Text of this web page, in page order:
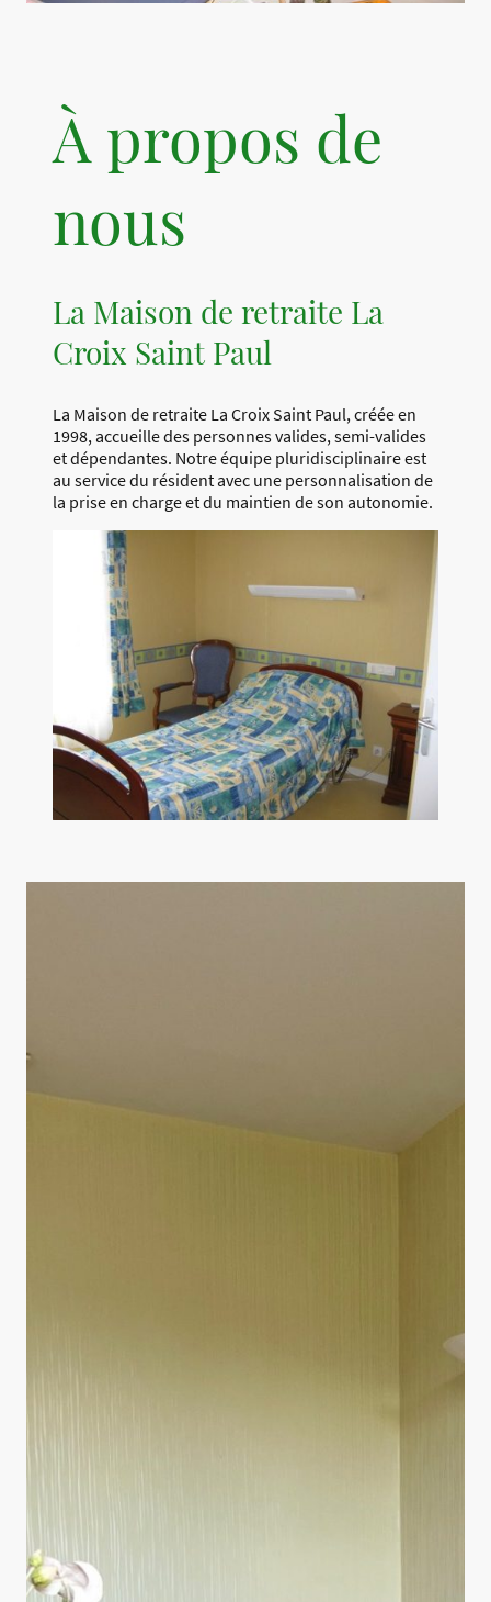
À propos de
nous
La Maison de retraite La
Croix Saint Paul
La Maison de retraite La Croix Saint Paul, créée en
1998, accueille des personnes valides, semi-valides
et dépendantes. Notre équipe pluridisciplinaire est
au service du résident avec une personnalisation de
la prise en charge et du maintien de son autonomie.